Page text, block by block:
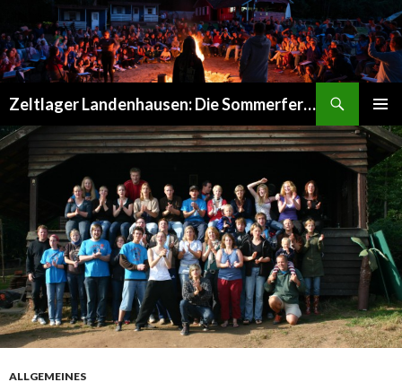
Zeltlager Landenhausen: Die Sommerferien Deines Lebens
MENÜ
ZUM
INHALT
ALLGEMEINES